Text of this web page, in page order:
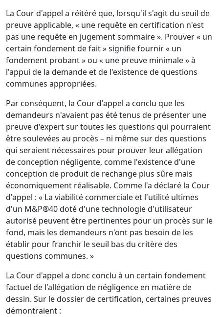
La Cour d'appel a réitéré que, lorsqu'il s'agit du seuil de
preuve applicable, « une requête en certification n'est
pas une requête en jugement sommaire ». Prouver « un
certain fondement de fait » signifie fournir « un
fondement probant » ou « une preuve minimale » à
l'appui de la demande et de l'existence de questions
communes appropriées.
Par conséquent, la Cour d'appel a conclu que les
demandeurs n'avaient pas été tenus de présenter une
preuve d'expert sur toutes les questions qui pourraient
être soulevées au procès – ni même sur des questions
qui seraient nécessaires pour prouver leur allégation
de conception négligente, comme l'existence d'une
conception de produit de rechange plus sûre mais
économiquement réalisable. Comme l'a déclaré la Cour
d'appel : « La viabilité commerciale et l'utilité ultimes
d'un M&P®40 doté d'une technologie d'utilisateur
autorisé peuvent être pertinentes pour un procès sur le
fond, mais les demandeurs n'ont pas besoin de les
établir pour franchir le seuil bas du critère des
questions communes. »
La Cour d'appel a donc conclu à un certain fondement
factuel de l'allégation de négligence en matière de
dessin. Sur le dossier de certification, certaines preuves
démontraient :